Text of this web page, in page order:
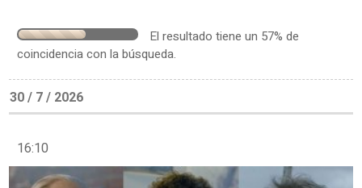
El resultado tiene un 57% de
coincidencia con la búsqueda.
30 / 7 / 2026
16:10